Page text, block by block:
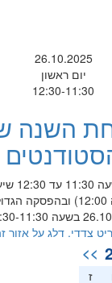
26.10.2025
יום ראשון
12:30-11:30
השנה
12:30-11:30
צדדי. דלג על אזור
>>
ז